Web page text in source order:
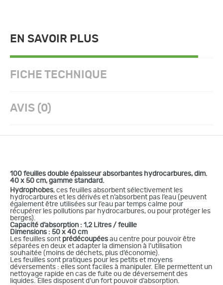
EN SAVOIR PLUS
FICHE TECHNIQUE
AVIS (0)
100 feuilles double épaisseur absorbantes hydrocarbures, dim.
40 x 50 cm, gamme standard.
Hydrophobes, ces feuilles absorbent sélectivement les
hydrocarbures et les dérivés et n’absorbent pas l’eau (peuvent
également être utilisées sur l’eau par temps calme pour
récupérer les pollutions par hydrocarbures, ou pour protéger les
berges).
Capacité d’absorption : 1,2 Litres / feuille
Dimensions : 50 x 40 cm
Les feuilles sont prédécoupées au centre pour pouvoir être
séparées en deux et adapter la dimension à l’utilisation
souhaitée (moins de déchets, plus d’économie).
Les feuilles sont pratiques pour les petits et moyens
déversements : elles sont faciles à manipuler. Elle permettent un
nettoyage rapide en cas de fuite ou de déversement des
liquides. Elles disposent d’un fort pouvoir d’absorption.